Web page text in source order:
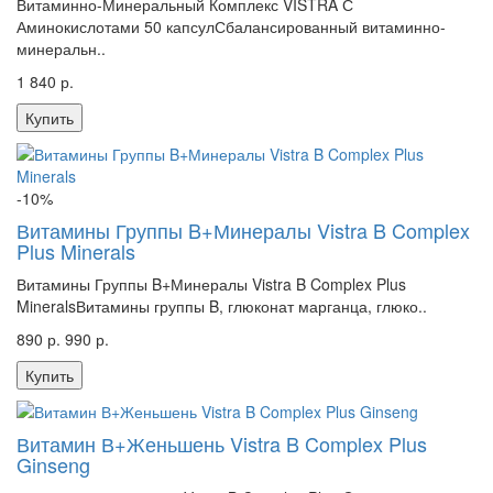
Витаминно-Минеральный Комплекс VISTRA С
Аминокислотами 50 капсулСбалансированный витаминно-
минеральн..
1 840 р.
Купить
-10%
Витамины Группы B+Минералы Vistra B Complex
Plus Minerals
Витамины Группы B+Минералы Vistra B Complex Plus
MineralsВитамины группы B, глюконат марганца, глюко..
890 р. 990 р.
Купить
Витамин В+Женьшень Vistra B Complex Plus
Ginseng